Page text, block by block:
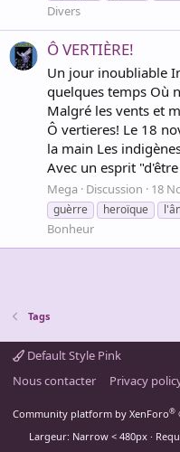
Divers
Ô VERTIÈRE!
Un jour inoubliable
quelques temps Où
Malgré les vents et
Ô vertieres! Le 18
la main Les
Avec un esprit
Mega Discussion 18
guèrre
heroïque
Bonheur
Tags
Default Style Pink
Nous contacter
Privacy
Community platform by XenForo®
Largeur